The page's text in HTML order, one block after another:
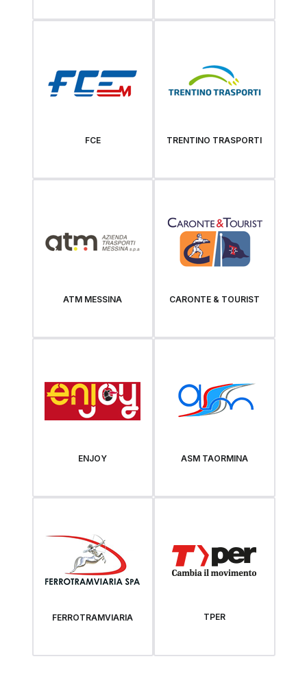
FCE TRENTINO TRASPORTI
ATM MESSINA CARONTE & TOURIST
ENJOY ASM TAORMINA
FERROTRAMVIARIA TPER